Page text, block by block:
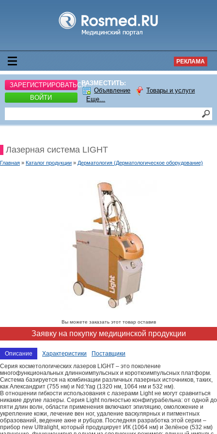
РЕКЛАМА
ЗАРЕГИСТРИРОВАТЬСЯ
ВОЙТИ
РАЗМЕСТИТЬ:
Объявление
Товары и услуги
Еще...
Лазерная система LIGHT
Главная » Каталог продукции » Дерматология (Дерматологическое оборудование)
Вы можете заказать этот товар оставив
Заявку на покупку медицинской продукции
Описание Характеристики
Поставщики
Серия косметологических лазеров LIGHT – это поколение
многофункциональных длинноимпульсных и короткоимпульсных платформ.
Система базируется на комбинации различных лазерных источников, таких,
как Александрит (755 нм) и Nd:Yag (1320 нм, 1064 нм и 532 нм).
В отношении гибкости использования с лазерами Light не могут сравниться
никакие другие лазеры. Серия Light полностью конфигурабельна: от одной до
пяти длин волн, области применения включают эпиляцию, омоложение и
укрепление кожи, лечение вен ног, удаление васкулярных и пигментных
образований, ведение акне и рубцов. Последняя разработка этой серии –
прибор new Ultralight, который продуцирует ИК (1064 нм) и Зелёное (532 нм)